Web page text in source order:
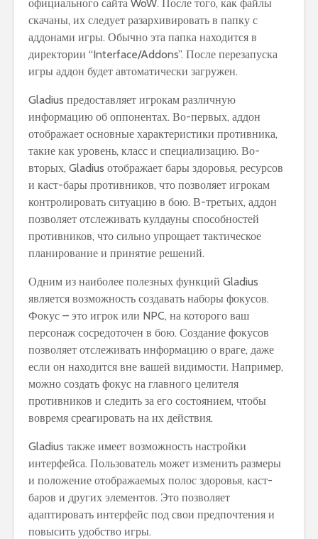
официального сайта WoW. После того, как файлы
скачаны, их следует разархивировать в папку с
аддонами игры. Обычно эта папка находится в
директории “Interface/Addons”. После перезапуска
игры аддон будет автоматически загружен.
Gladius предоставляет игрокам различную
информацию об оппонентах. Во-первых, аддон
отображает основные характеристики противника,
такие как уровень, класс и специализацию. Во-
вторых, Gladius отображает бары здоровья, ресурсов
и каст-бары противников, что позволяет игрокам
контролировать ситуацию в бою. В-третьих, аддон
позволяет отслеживать кулдауны способностей
противников, что сильно упрощает тактическое
планирование и принятие решений.
Одним из наиболее полезных функций Gladius
является возможность создавать наборы фокусов.
Фокус – это игрок или NPC, на которого ваш
персонаж сосредоточен в бою. Создание фокусов
позволяет отслеживать информацию о враге, даже
если он находится вне вашей видимости. Например,
можно создать фокус на главного целителя
противников и следить за его состоянием, чтобы
вовремя среагировать на их действия.
Gladius также имеет возможность настройки
интерфейса. Пользователь может изменить размеры
и положение отображаемых полос здоровья, каст-
баров и других элементов. Это позволяет
адаптировать интерфейс под свои предпочтения и
повысить удобство игры.